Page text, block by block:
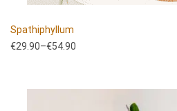
Spathiphyllum
€29.90–€54.90